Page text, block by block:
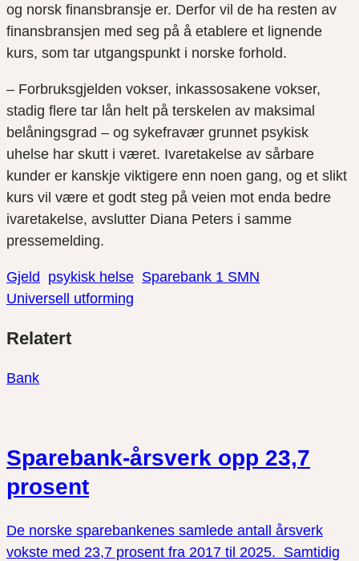
og norsk finansbransje er. Derfor vil de ha resten av
finansbransjen med seg på å etablere et lignende
kurs, som tar utgangspunkt i norske forhold.
– Forbruksgjelden vokser, inkassosakene vokser,
stadig flere tar lån helt på terskelen av maksimal
belåningsgrad – og sykefravær grunnet psykisk
uhelse har skutt i været. Ivaretakelse av sårbare
kunder er kanskje viktigere enn noen gang, og et slikt
kurs vil være et godt steg på veien mot enda bedre
ivaretakelse, avslutter Diana Peters i samme
pressemelding.
Gjeld psykisk helse Sparebank 1 SMN
Universell utforming
link
på
på
Relatert
Bank
Sparebank-årsverk opp 23,7
prosent
De norske sparebankenes samlede antall årsverk
vokste med 23,7 prosent fra 2017 til 2025. Samtidig